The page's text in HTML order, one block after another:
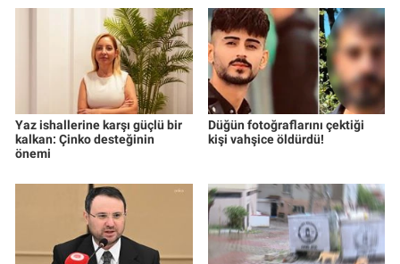
Yaz ishallerine karşı güçlü bir
kalkan: Çinko desteğinin
önemi
Düğün fotoğraflarını çektiği
kişi vahşice öldürdü!